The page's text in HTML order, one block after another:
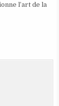
l’art de la